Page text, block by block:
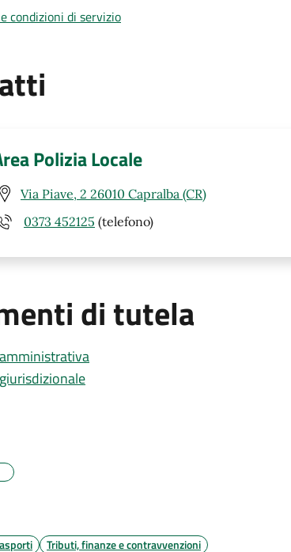
condizioni di servizio
Polizia Locale
Via Piave, 2 26010 Capralba (CR)
0373 452125 (telefono)
di tutela
Tributi, finanze e contravvenzioni